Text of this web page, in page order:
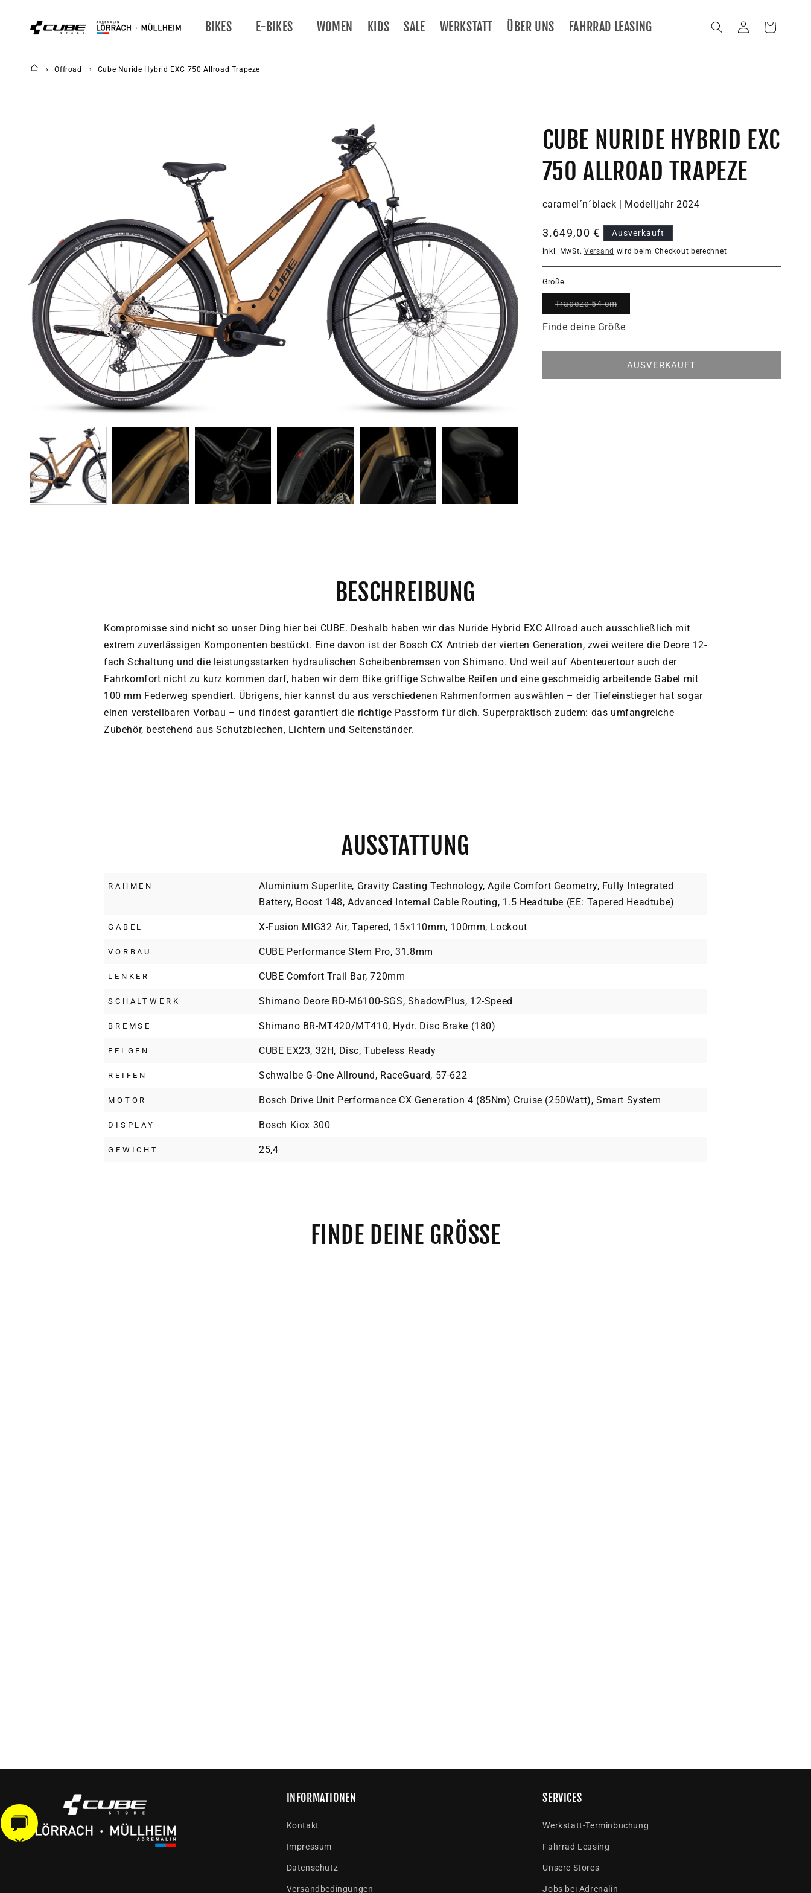
INHALT
BIKES E-BIKES WOMEN KIDS SALE WERKSTATT ÜBER UNS FAHRRAD LEASING EinloggenWarenkorb
Offroad Cube Nuride Hybrid EXC 750 Allroad Trapeze
CUBE NURIDE HYBRID EXC
750 ALLROAD TRAPEZE
caramel´n´black | Modelljahr 2024
Normaler
Preis
3.649,00 € Ausverkauft
inkl. MwSt. Versand wird beim Checkout berechnet
Größe
Trapeze 54 cmVariante
nicht
Finde deine Größe
AUSVERKAUFT
BESCHREIBUNG
Kompromisse sind nicht so unser Ding hier bei CUBE. Deshalb haben wir das Nuride Hybrid EXC Allroad auch ausschließlich mit
extrem zuverlässigen Komponenten bestückt. Eine davon ist der Bosch CX Antrieb der vierten Generation, zwei weitere die Deore 12-
fach Schaltung und die leistungsstarken hydraulischen Scheibenbremsen von Shimano. Und weil auf Abenteuertour auch der
Fahrkomfort nicht zu kurz kommen darf, haben wir dem Bike griffige Schwalbe Reifen und eine geschmeidig arbeitende Gabel mit
100 mm Federweg spendiert. Übrigens, hier kannst du aus verschiedenen Rahmenformen auswählen – der Tiefeinstieger hat sogar
einen verstellbaren Vorbau – und findest garantiert die richtige Passform für dich. Superpraktisch zudem: das umfangreiche
Zubehör, bestehend aus Schutzblechen, Lichtern und Seitenständer.
AUSSTATTUNG
RAHMEN
Aluminium Superlite, Gravity Casting Technology, Agile Comfort Geometry, Fully Integrated
Battery, Boost 148, Advanced Internal Cable Routing, 1.5 Headtube (EE: Tapered Headtube)
GABEL X-Fusion MIG32 Air, Tapered, 15x110mm, 100mm, Lockout
VORBAU CUBE Performance Stem Pro, 31.8mm
LENKER CUBE Comfort Trail Bar, 720mm
SCHALTWERK Shimano Deore RD-M6100-SGS, ShadowPlus, 12-Speed
BREMSE Shimano BR-MT420/MT410, Hydr. Disc Brake (180)
FELGEN CUBE EX23, 32H, Disc, Tubeless Ready
REIFEN Schwalbe G-One Allround, RaceGuard, 57-622
MOTOR Bosch Drive Unit Performance CX Generation 4 (85Nm) Cruise (250Watt), Smart System
DISPLAY Bosch Kiox 300
GEWICHT 25,4
FINDE DEINE GRÖSSE
INFORMATIONEN
Kontakt
Impressum
Datenschutz
Versandbedingungen
SERVICES
Werkstatt-Terminbuchung
Fahrrad Leasing
Unsere Stores
Jobs bei Adrenalin